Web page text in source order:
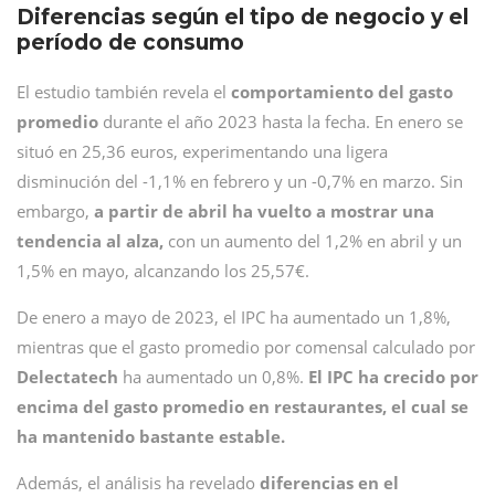
Diferencias según el tipo de negocio y el
período de consumo
El estudio también revela el comportamiento del gasto
promedio durante el año 2023 hasta la fecha. En enero se
situó en 25,36 euros, experimentando una ligera
disminución del -1,1% en febrero y un -0,7% en marzo. Sin
embargo, a partir de abril ha vuelto a mostrar una
tendencia al alza, con un aumento del 1,2% en abril y un
1,5% en mayo, alcanzando los 25,57€.
De enero a mayo de 2023, el IPC ha aumentado un 1,8%,
mientras que el gasto promedio por comensal calculado por
Delectatech ha aumentado un 0,8%. El IPC ha crecido por
encima del gasto promedio en restaurantes, el cual se
ha mantenido bastante estable.
Además, el análisis ha revelado diferencias en el